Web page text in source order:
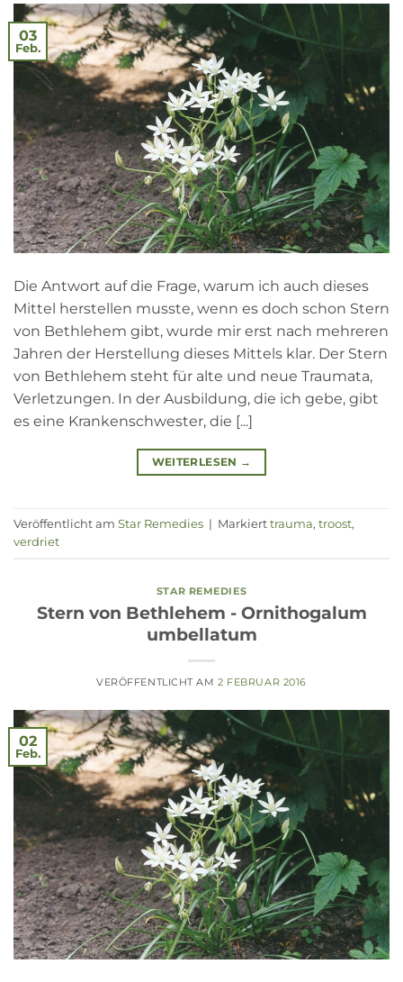
03
Feb.
Die Antwort auf die Frage, warum ich auch dieses
Mittel herstellen musste, wenn es doch schon Stern
von Bethlehem gibt, wurde mir erst nach mehreren
Jahren der Herstellung dieses Mittels klar. Der Stern
von Bethlehem steht für alte und neue Traumata,
Verletzungen. In der Ausbildung, die ich gebe, gibt
es eine Krankenschwester, die [...]
WEITERLESEN →
Veröffentlicht am Star Remedies | Markiert trauma, troost,
verdriet
STAR REMEDIES
Stern von Bethlehem - Ornithogalum
umbellatum
VERÖFFENTLICHT AM2 FEBRUAR 2016
02
Feb.